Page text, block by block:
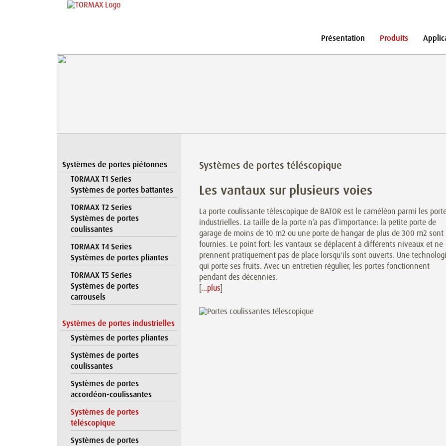
Présentation Produits
Systèmes de portes piétonnes
TORMAX T1 Series
Systèmes de portes battantes
TORMAX T2 Series
Systèmes de portes
coulissantes
TORMAX T4 Series
Systèmes de portes pliantes
TORMAX T5 Series
Systèmes de portes
carrousels
Systèmes de portes industrielles
Systèmes de portes pliantes
Systèmes de portes
coulissantes
Systèmes de portes
accordéon-coulissantes
Systèmes de portes
téléscopique
Systèmes de portes
Systèmes de portes téléscopique
Les vantaux sur plusieurs voies
La porte coulissante télescopique de BATOR est le caméléon parmi les
industrielles. La taille de la porte n’a pas d’importance: la petite porte de
garage de moins de 10 m2 ou une porte de hangar de plus de 300 m2 sont
fournies. Le point fort: les vantaux se déplacent à différents niveaux et ne
prennent pratiquement pas de place lorsqu'ils sont ouverts. Une
qui porte ses fruits. Avec un entretien régulier, les portes fonctionnent
pendant des décennies.
[…plus]